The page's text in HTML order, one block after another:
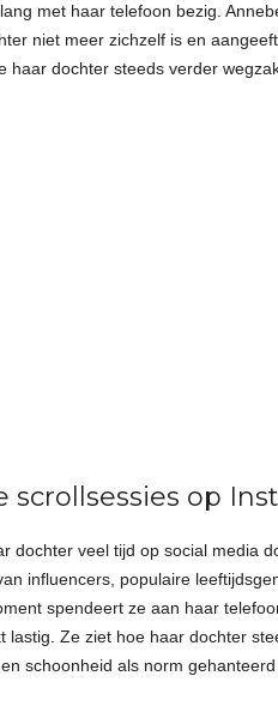
met haar telefoon bezig.
niet meer zichzelf is en
haar dochter steeds verder
scrollsessies op
dochter veel tijd op social media
influencers, populaire
spendeert ze aan haar
lastig. Ze ziet hoe haar dochter
schoonheid als norm gehanteerd